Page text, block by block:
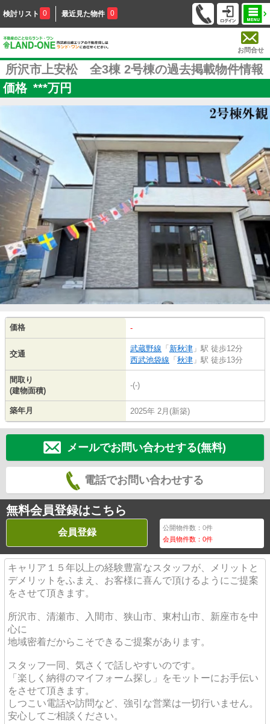
検討リスト 0 最近見た物件 0
お問合せ
所沢市上安松 全3棟 2号棟の過去掲載物件情報
価格 ***万円
価格 -
交通
武蔵野線 「 新秋津 」駅 徒歩12分
西武池袋線 「 秋津 」駅 徒歩13分
間取り
(建物面積)
-(-)
築年月 2025年 2月(新築)
メールでお問い合わせする(無料)
電話でお問い合わせする
無料会員登録はこちら
会員登録 公開物件数：0件
会員物件数：0件
キャリア１５年以上の経験豊富なスタッフが、メリットと
デメリットをふまえ、お客様に喜んで頂けるようにご提案
をさせて頂きます。
所沢市、清瀬市、入間市、狭山市、東村山市、新座市を中
心に
地域密着だからこそできるご提案があります。
スタッフ一同、気さくで話しやすいのです。
「楽しく納得のマイフォーム探し」をモットーにお手伝い
をさせて頂きます。
しつこい電話や訪問など、強引な営業は一切行いません。
安心してご相談ください。